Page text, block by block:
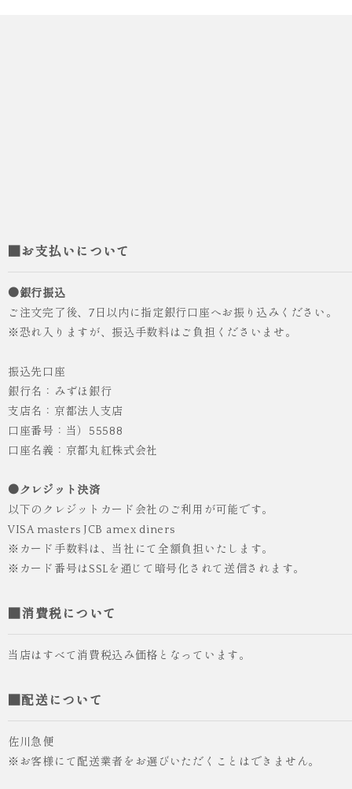
■お支払いについて
●銀行振込
ご注文完了後、7日以内に指定銀行口座へお振り込みください。
※恐れ入りますが、振込手数料はご負担くださいませ。
振込先口座
銀行名：みずほ銀行
支店名：京都法人支店
口座番号：当）55588
口座名義：京都丸紅株式会社
●クレジット決済
以下のクレジットカード会社のご利用が可能です。
VISA masters JCB amex diners
※カード手数料は、当社にて全額負担いたします。
※カード番号はSSLを通じて暗号化されて送信されます。
■消費税について
当店はすべて消費税込み価格となっています。
■配送について
佐川急便
※お客様にて配送業者をお選びいただくことはできません。